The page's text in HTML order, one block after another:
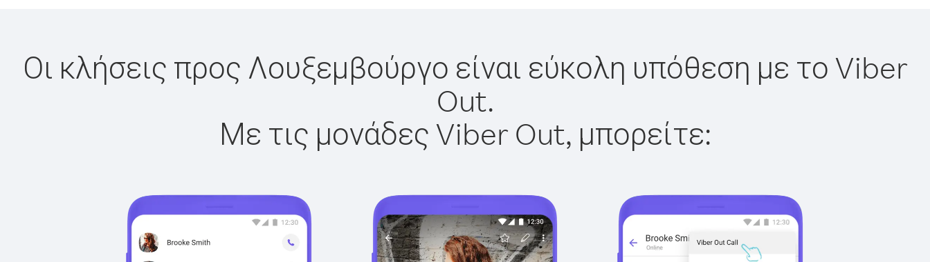
Οι κλήσεις προς Λουξεμβούργο είναι εύκολη υπόθεση με το Viber
Out.
Με τις μονάδες Viber Out, μπορείτε: